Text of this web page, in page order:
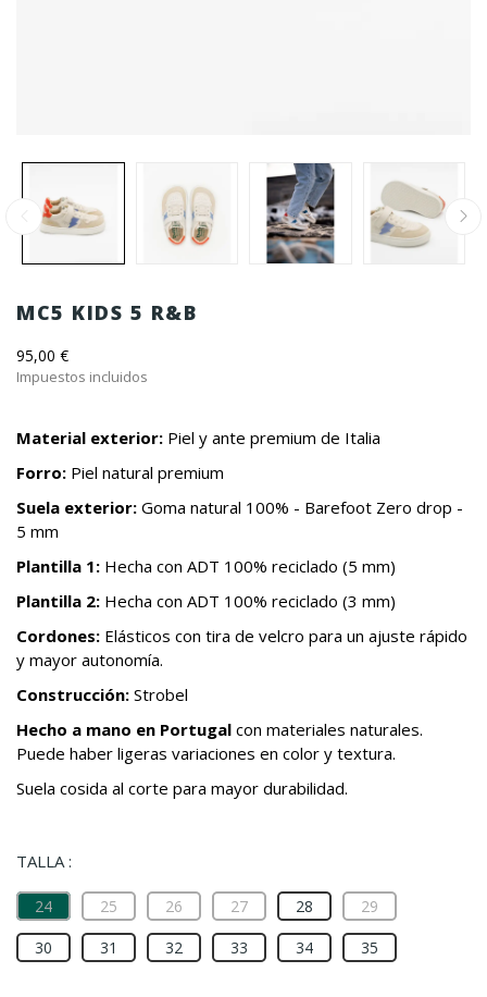
MC5 KIDS 5 R&B
95,00 €
Impuestos incluidos
Material exterior: Piel y ante premium de Italia
Forro: Piel natural premium
Suela exterior: Goma natural 100% - Barefoot Zero drop -
5 mm
Plantilla 1: Hecha con ADT 100% reciclado (5 mm)
Plantilla 2: Hecha con ADT 100% reciclado (3 mm)
Cordones: Elásticos con tira de velcro para un ajuste rápido
y mayor autonomía.
Construcción: Strobel
Hecho a mano en Portugal con materiales naturales.
Puede haber ligeras variaciones en color y textura.
Suela cosida al corte para mayor durabilidad.
TALLA :
24 25 26 27 28
29
30
31 32 33 34 35